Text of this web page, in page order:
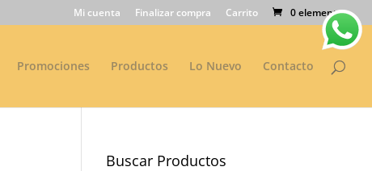
Mi cuenta Finalizar compra Carrito 0 elementos
Promociones Productos Lo Nuevo Contacto
Buscar Productos